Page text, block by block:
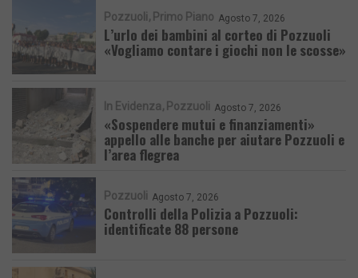
Pozzuoli Primo Piano Agosto 7, 2026
L’urlo dei bambini al corteo di Pozzuoli
«Vogliamo contare i giochi non le scosse»
In Evidenza Pozzuoli Agosto 7, 2026
«Sospendere mutui e finanziamenti»
appello alle banche per aiutare Pozzuoli e
l’area flegrea
Pozzuoli Agosto 7, 2026
Controlli della Polizia a Pozzuoli:
identificate 88 persone